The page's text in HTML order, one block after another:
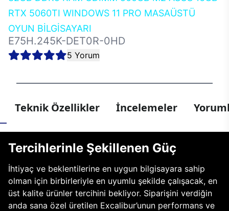
RTX 5060TI WINDOWS 11 PRO MASAÜSTÜ
OYUN BİLGİSAYARI
E75H.245K-DET0R-0HD
5 Yorum
Teknik Özellikler İncelemeler
Tercihlerinle Şekillenen Güç
İhtiyaç ve beklentilerine en uygun bilgisayara sahip
olman için birbirleriyle en uyumlu şekilde çalışacak, en
üst kalite ürünler tercihini bekliyor. Siparişini verdiğin
anda sana özel üretilen Excalibur’unun performans ve